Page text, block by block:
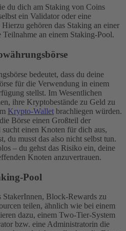
du dich am Staking von Coins
ein Validator oder eine
gehören das Staking an einer
an einem Staking-Pool.
bedeutet, dass du deine
für die Verwendung in einem
stellst. Im Wesentlichen
ihre Kryptobestände zu Geld zu
Krypto-Wallet brachliegen würden.
Börse einen Großteil der
einen Knoten für dich aus,
du musst das also nicht selbst tun.
– du gehst das Risiko ein, deine
Knoten anzuvertrauen.
Pool
Block-Rewards zu
teilen, ähnlich wie bei einem
dazu, einem Two-Tier-System
bzw. eine Administratorin die